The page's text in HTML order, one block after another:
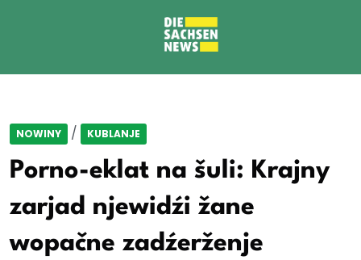
NOWINY / KUBLANJE
Porno-eklat na šuli: Krajny
zarjad njewidźi žane
wopačne zadźerženje